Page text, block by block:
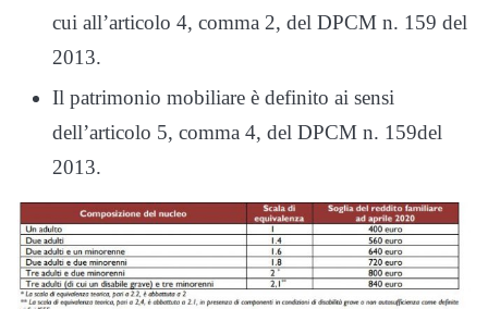
cui all’articolo 4, comma 2, del DPCM n. 159 del
2013.
Il patrimonio mobiliare è definito ai sensi
dell’articolo 5, comma 4, del DPCM n. 159del
2013.